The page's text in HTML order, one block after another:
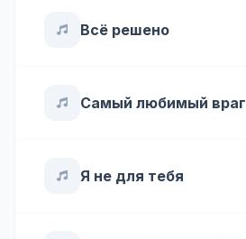
Всё решено
Самый любимый враг
Я не для тебя